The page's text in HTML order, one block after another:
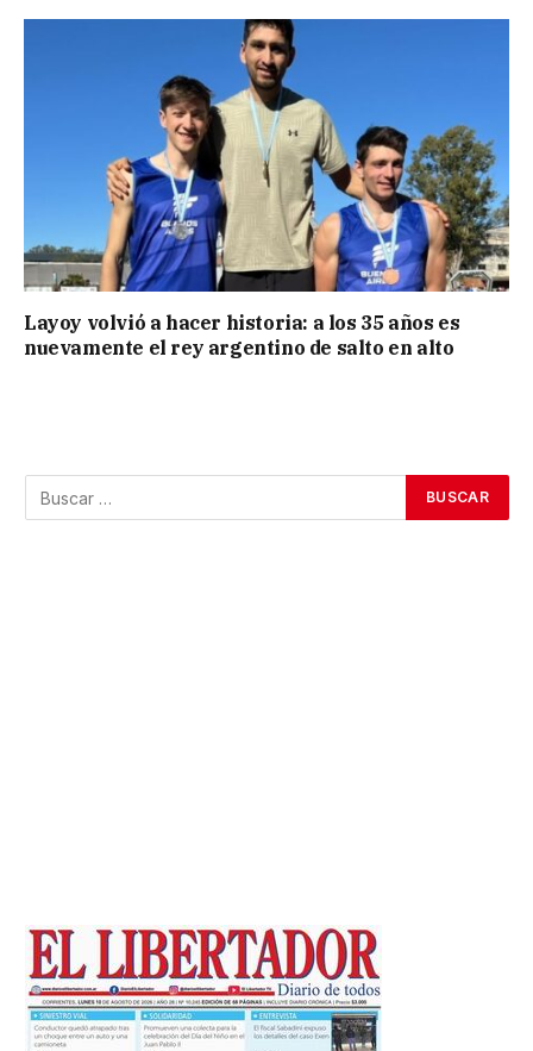
Layoy volvió a hacer historia: a los 35 años es
nuevamente el rey argentino de salto en alto